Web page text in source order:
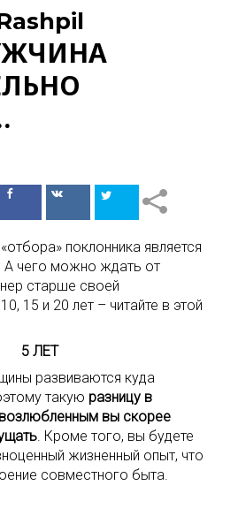
ПоделитьсяПоделиться
поклонника является
А чего можно ждать от
старше своей
15 и 20 лет – читайте в этой
5 ЛЕТ
развиваются куда
такую разницу в
вы скорее
. Кроме того, вы будете
жизненный опыт, что
совместного быта.